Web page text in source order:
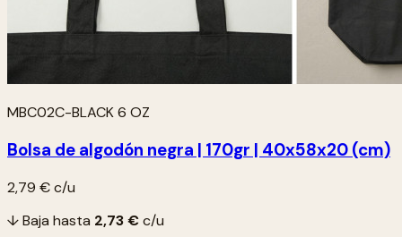
MBC02C-BLACK 6 OZ
Bolsa de algodón negra | 170gr | 40x58x20 (cm)
2,79 €c/u
↓ Baja hasta 2,73 €c/u